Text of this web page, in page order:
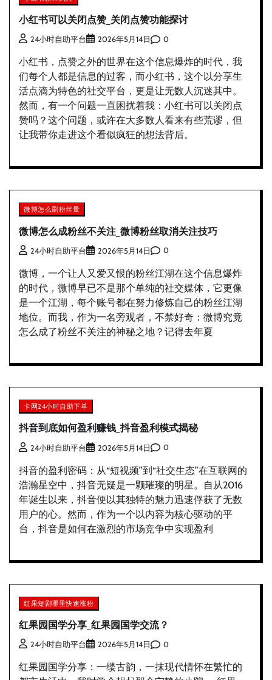
小红书可以关闭点赞_关闭点赞功能探讨
24小时自助平台 2026年5月14日 0
小红书，点赞之外的世界在这个信息爆炸的时代，我
们每个人都是信息的过客，而小红书，这个以分享生
活点滴为特色的社交平台，更是让无数人沉迷其中。
然而，有一个问题一直困扰着我：小红书可以关闭点
赞吗？这个问题，或许在大多数人看来有些荒谬，但
让我带你走进这个看似疯狂的想法背后。
微博怎么刷粉丝量
微博怎么成粉丝不关注_微博粉丝取消关注技巧
24小时自助平台 2026年5月14日 0
微博，一个让人又爱又恨的粉丝江湖在这个信息爆炸
的时代，微博早已不是那个单纯的社交媒体，它更像
是一个江湖，每个账号都在努力修炼自己的粉丝江湖
地位。而我，作为一名旁观者，不禁好奇：微博究竟
怎么成了粉丝不关注的神秘之地？记得去年夏
卡网24小时自助下单
抖音到底如何盈利赚钱_抖音盈利模式揭秘
24小时自助平台 2026年5月14日 0
抖音的盈利密码：从“短视频”到“社交生态”在互联网的
浩瀚星空中，抖音无疑是一颗璀璨的明星。自从2016
年诞生以来，抖音便以其独特的魅力迅速俘获了无数
用户的心。然而，作为一个以内容为核心驱动的平
台，抖音是如何在激烈的市场竞争中实现盈利
红果短剧哪里快速涨粉
红果园国学分享_红果园国学交流？
24小时自助平台 2026年5月14日 0
红果园国学分享：一缕古韵，一抹现代情怀在繁忙的